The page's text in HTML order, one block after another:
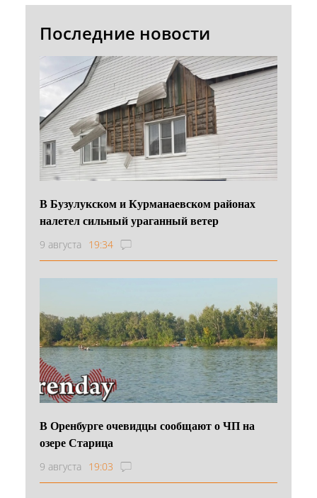
Последние новости
В Бузулукском и Курманаевском районах
налетел сильный ураганный ветер
9 августа 19:34
В Оренбурге очевидцы сообщают о ЧП на
озере Старица
9 августа 19:03